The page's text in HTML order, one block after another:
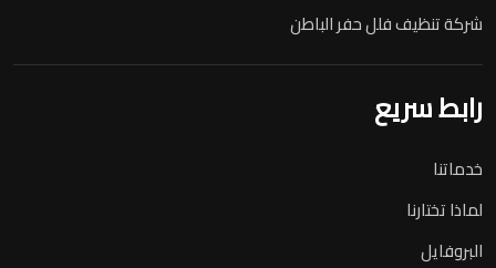
شركة تنظيف فلل حفر الباطن
رابط سريع
خدماتنا
لماذا تختارنا
البروفايل